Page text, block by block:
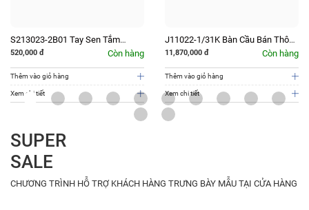
S213023-2B01 Tay Sen Tắm
JOMOO
520,000 đ Còn hàng
Thêm vào giỏ hàng
Xem chi tiết
J11022-1/31K Bàn Cầu Bán Thông
Minh JOMOO Dùng PIN
11,870,000 đ Còn hàng
Thêm vào giỏ hàng
Xem chi tiết
SUPER
SALE
CHƯƠNG TRÌNH HỖ TRỢ KHÁCH HÀNG TRƯNG BÀY MẪU TẠI CỬA HÀNG